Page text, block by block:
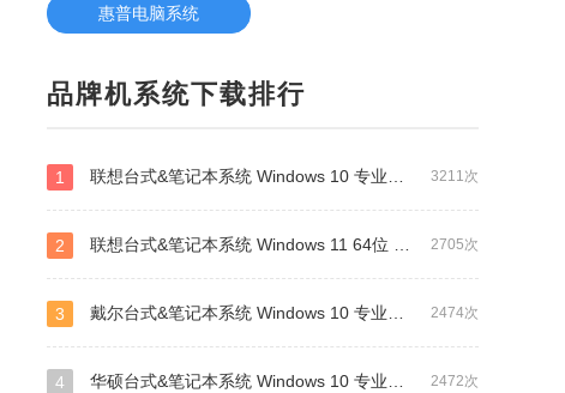
惠普电脑系统
品牌机系统下载排行
3211次
1 联想台式&笔记本系统 Windows 10 专业版 64位 OEM版
2705次
2 联想台式&笔记本系统 Windows 11 64位 OEM 专业版
2474次
3 戴尔台式&笔记本系统 Windows 10 专业版 64位 OEM版
2472次
4 华硕台式&笔记本系统 Windows 10 专业版 64位 OEM版